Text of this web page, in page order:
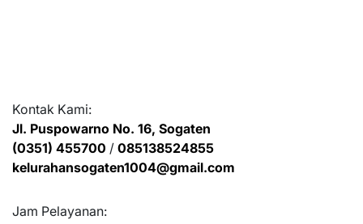
Kontak Kami:
Jl. Puspowarno No. 16, Sogaten
(0351) 455700 / 085138524855
kelurahansogaten1004@gmail.com
Jam Pelayanan: